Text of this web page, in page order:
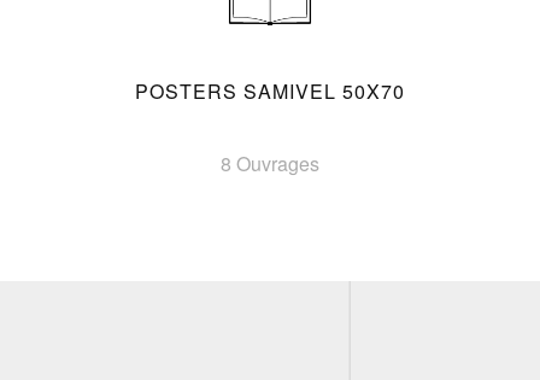
POSTERS SAMIVEL 50X70
8 Ouvrages